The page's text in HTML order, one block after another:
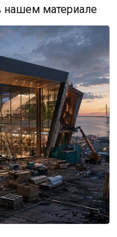
нашем материале